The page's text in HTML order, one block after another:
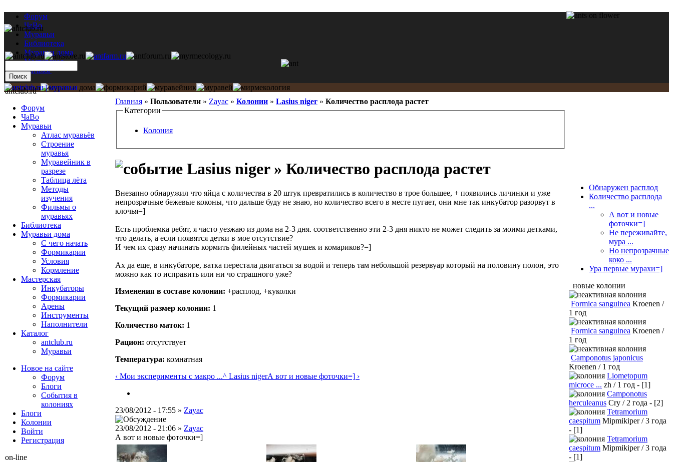
Форум
ЧаВо
Муравьи
Библиотека
Муравьи дома
Мастерская
Каталог
Главная » Пользователи » Zayac » Колонии » Lasius niger » Количество расплода растет
Категории
Колония
Lasius niger » Количество расплода растет
Внезапно обнаружил что яйца с количества в 20 штук превратились в количество в трое большее, + появились личинки и уже
непрозрачные бежевые коконы, что дальше буду не знаю, но количество всего в месте пугает, они мне так инкубатор разорвут в
клочья=]
Есть проблемка ребят, я часто уезжаю из дома на 2-3 дня. соответственно эти 2-3 дня никто не может следить за моими детками,
что делать, а если появятся детки в мое отсутствие?
И чем их сразу начинать кормить филейных частей мушек и комариков?=]
Ах да еще, в инкубаторе, ватка перестала двигаться за водой и теперь там небольшой резервуар который на половину полон, это
можно как то исправить или ни чо страшного уже?
Изменения в составе кoлонии: +расплод, +куколки
Текущий размер кoлонии: 1
Количество маток: 1
Рацион: отсутствует
Температура: комнатная
‹ Мои эксперименты с макро ...^ Lasius nigerА вот и новые фоточки=] ›
23/08/2012 - 17:55 » Zayac
23/08/2012 - 21:06 » Zayac
А вот и новые фоточки=]
antclub.ru
Форум
ЧаВо
Муравьи
Атлас муравьёв
Строение
муравья
Муравейник в
разрезе
Таблица лёта
Методы
изучения
Фильмы о
муравьях
Библиотека
Муравьи дома
С чего начать
Формикарии
Условия
Кормление
Мастерская
Инкубаторы
Формикарии
Арены
Инструменты
Наполнители
Каталог
antclub.ru
Муравьи
Новое на сайте
Форум
Блоги
События в
колониях
Блоги
Колонии
Войти
Peгиcтpaция
on-line
Обнаружен расплод
Количество расплода
...
А вот и новые
фоточки=]
Не переживайте,
мура ...
Но непрозрачные
коко ...
Ура первые мурахи=]
новые колонии
Formica sanguinea Kroenen /
1 год
Formica sanguinea Kroenen /
1 год
Camponotus japonicus
Kroenen / 1 год
Liometopum
microce ... zh / 1 год - [1]
Camponotus
herculeanus Cry / 2 года - [2]
Tetramorium
caespitum Mipmikiper / 3 года
- [1]
Tetramorium
caespitum Mipmikiper / 3 года
- [1]